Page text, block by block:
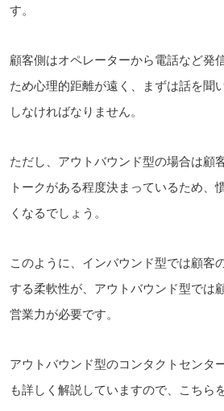
す。
顧客側はオペレーターから電話など発
ため心理的距離が遠く、まずは話を聞
しなければなりません。
ただし、アウトバウンド型の場合は顧
トークがある程度決まっているため、
くなるでしょう。
このように、インバウンド型では顧客
する柔軟性が、アウトバウンド型では
営業力が必要です。
アウトバウンド型のコンタクトセンタ
も詳しく解説していますので、こちら